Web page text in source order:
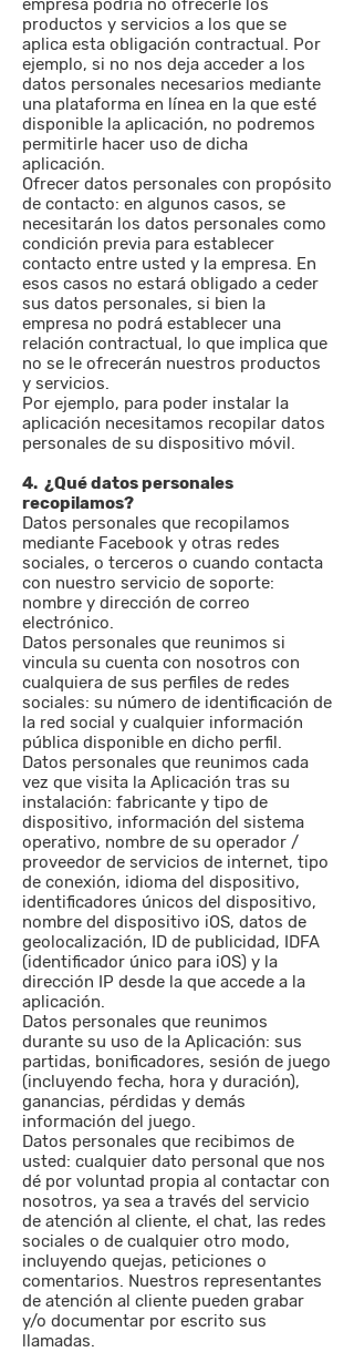
empresa podría no ofrecerle los
productos y servicios a los que se
aplica esta obligación contractual. Por
ejemplo, si no nos deja acceder a los
datos personales necesarios mediante
una plataforma en línea en la que esté
disponible la aplicación, no podremos
permitirle hacer uso de dicha
aplicación.
Ofrecer datos personales con propósito
de contacto: en algunos casos, se
necesitarán los datos personales como
condición previa para establecer
contacto entre usted y la empresa. En
esos casos no estará obligado a ceder
sus datos personales, si bien la
empresa no podrá establecer una
relación contractual, lo que implica que
no se le ofrecerán nuestros productos
y servicios.
Por ejemplo, para poder instalar la
aplicación necesitamos recopilar datos
personales de su dispositivo móvil.
4. ¿Qué datos personales
recopilamos?
Datos personales que recopilamos
mediante Facebook y otras redes
sociales, o terceros o cuando contacta
con nuestro servicio de soporte:
nombre y dirección de correo
electrónico.
Datos personales que reunimos si
vincula su cuenta con nosotros con
cualquiera de sus perfiles de redes
sociales: su número de identificación de
la red social y cualquier información
pública disponible en dicho perfil.
Datos personales que reunimos cada
vez que visita la Aplicación tras su
instalación: fabricante y tipo de
dispositivo, información del sistema
operativo, nombre de su operador /
proveedor de servicios de internet, tipo
de conexión, idioma del dispositivo,
identificadores únicos del dispositivo,
nombre del dispositivo iOS, datos de
geolocalización, ID de publicidad, IDFA
(identificador único para iOS) y la
dirección IP desde la que accede a la
aplicación.
Datos personales que reunimos
durante su uso de la Aplicación: sus
partidas, bonificadores, sesión de juego
(incluyendo fecha, hora y duración),
ganancias, pérdidas y demás
información del juego.
Datos personales que recibimos de
usted: cualquier dato personal que nos
dé por voluntad propia al contactar con
nosotros, ya sea a través del servicio
de atención al cliente, el chat, las redes
sociales o de cualquier otro modo,
incluyendo quejas, peticiones o
comentarios. Nuestros representantes
de atención al cliente pueden grabar
y/o documentar por escrito sus
llamadas.